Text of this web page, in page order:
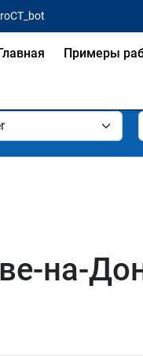
Примеры
на-